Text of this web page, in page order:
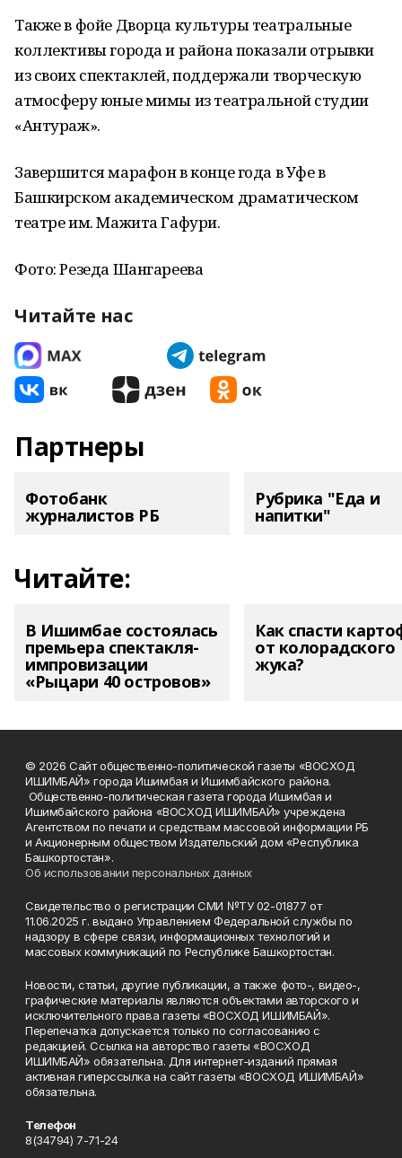
Также в фойе Дворца культуры театральные
коллективы города и района показали отрывки
из своих спектаклей, поддержали творческую
атмосферу юные мимы из театральной студии
«Антураж».
Завершится марафон в конце года в Уфе в
Башкирском академическом драматическом
театре им. Мажита Гафури.
Фото: Резеда Шангареева
Читайте нас
Партнеры
Фотобанк
журналистов РБ
Рубрика "Еда и
напитки"
Читайте:
В Ишимбае состоялась
премьера спектакля-
импровизации
«Рыцари 40 островов»
Как спасти
от колорадского
жука?
© 2026 Сайт общественно-политической газеты «ВОСХОД
ИШИМБАЙ» города Ишимбая и Ишимбайского района.
Общественно-политическая газета города Ишимбая и
Ишимбайского района «ВОСХОД ИШИМБАЙ» учреждена
Агентством по печати и средствам массовой информации РБ
и Акционерным обществом Издательский дом «Республика
Башкортостан».
Об использовании персональных данных
Свидетельство о регистрации СМИ №ТУ 02-01877 от
11.06.2025 г. выдано Управлением Федеральной службы по
надзору в сфере связи, информационных технологий и
массовых коммуникаций по Республике Башкортостан.
Новости, статьи, другие публикации, а также фото-, видео-,
графические материалы являются объектами авторского и
исключительного права газеты «ВОСХОД ИШИМБАЙ».
Перепечатка допускается только по согласованию с
редакцией. Ссылка на авторство газеты «ВОСХОД
ИШИМБАЙ» обязательна. Для интернет-изданий прямая
активная гиперссылка на сайт газеты «ВОСХОД ИШИМБАЙ»
обязательна.
Телефон
8(34794) 7-71-24